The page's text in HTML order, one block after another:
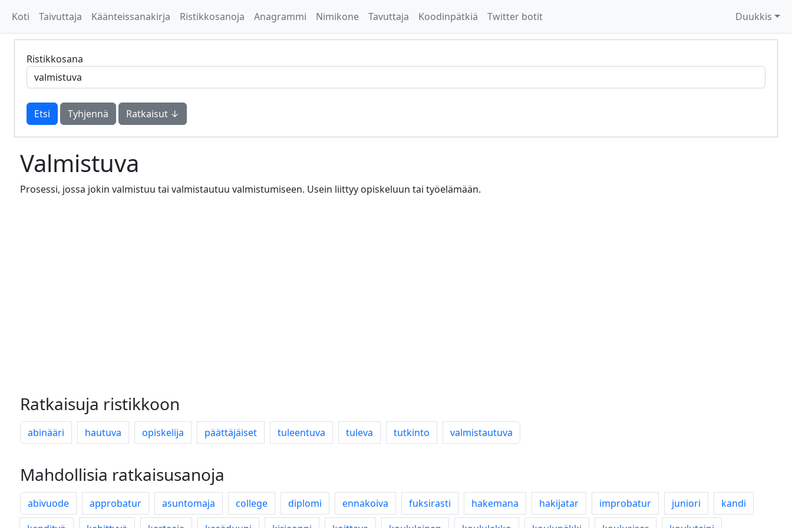
Koti Taivuttaja Käänteissanakirja Ristikkosanoja Anagrammi Nimikone Tavuttaja Koodinpätkiä Twitter botit Duukkis
Ristikkosana
Tyhjennä Ratkaisut ↓
Valmistuva
Prosessi, jossa jokin valmistuu tai valmistautuu valmistumiseen. Usein liittyy opiskeluun tai työelämään.
Ratkaisuja ristikkoon
abinääri hautuva opiskelija päättäjäiset tuleentuva tuleva tutkinto valmistautuva
Mahdollisia ratkaisusanoja
abivuode approbatur asuntomaja college diplomi ennakoiva fuksirasti hakemana hakijatar improbatur juniori
kandi